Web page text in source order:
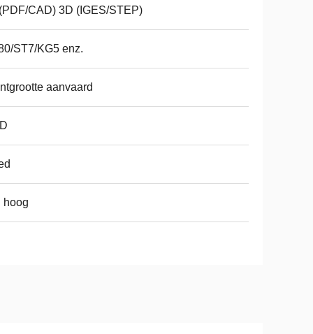
CAD) 3D (IGES/STEP)
ST7/KG5 enz.
aanvaard
hoog